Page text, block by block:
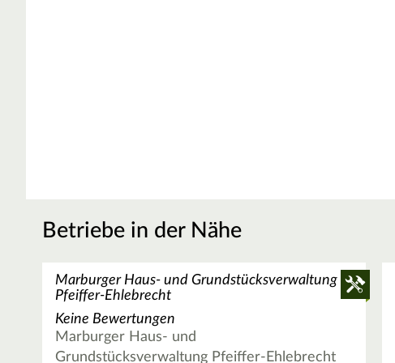
Betriebe in der Nähe
Marburger Haus- und Grundstücksverwaltung
Pfeiffer-Ehlebrecht
Keine Bewertungen
Marburger Haus- und
Grundstücksverwaltung Pfeiffer-Ehlebrecht